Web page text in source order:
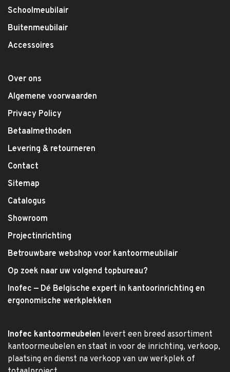
Schoolmeubilair
Buitenmeubilair
Accessoires
Over ons
Algemene voorwaarden
Privacy Policy
Betaalmethoden
Levering & retourneren
Contact
Sitemap
Catalogus
Showroom
Projectinrichting
Betrouwbare webshop voor kantoormeubilair
Op zoek naar uw volgend topbureau?
Inofec — Dé Belgische expert in kantoorinrichting en
ergonomische werkplekken
Inofec kantoormeubelen levert een breed assortiment
kantoormeubelen en staat in voor de inrichting, verkoop,
plaatsing en dienst na verkoop van uw werkplek of